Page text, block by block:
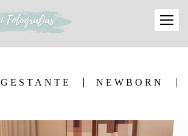
GESTANTE NEWBORN